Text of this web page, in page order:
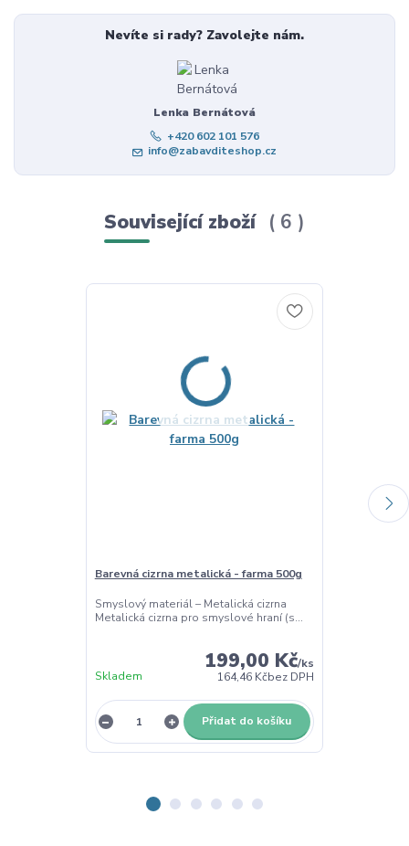
Nevíte si rady? Zavolejte nám.
Lenka Bernátová
+420 602 101 576
info@zabavditeshop.cz
Související zboží 6
Barevná cizrna metalická - farma 500g
Smyslový materiál – Metalická cizrna
Metalická cizrna pro smyslové hraní (s...
199,00 Kč/ks
164,46 Kčbez DPH
Skladem
Přidat do košíku